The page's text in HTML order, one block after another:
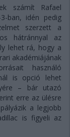
számít Rafael
ban, idén pedig
szerzett a
hátránnyal az
lehet rá, hogy a
akadémiájának
használó
is opció lehet
– bár utazó
erre az ülésre
a legjobb
is figyeli az